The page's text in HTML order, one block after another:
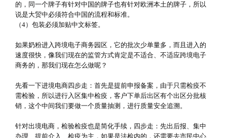
的，同一个牌子有针对中国的牌子也有针对欧洲本土的牌子，所以
说是大贸中必须符合中国的流程和标准。
（4）包装必须加贴中文标签。
如果奶粉进入跨境电子商务园区，它的批次少单量多，而且进入的
速度很快，像我们现在的监管方式肯定是不适合、不适应跨境电子
商务的，那我们现在怎么做呢？
先看一下进境电商四步走：首先是提前申报备案，由于只需检疫不
需检验，所以进行入区集中检疫，客户下单后出区有个出区分批核
销，这个中间我们要做一个质量抽测，进行质量安全追溯。
针对出境电商，检验检疫也是简化手续，四步走：先出后报、集中
办理、提前介入、检疫为主，如果是法检内的，还需要去市民中心